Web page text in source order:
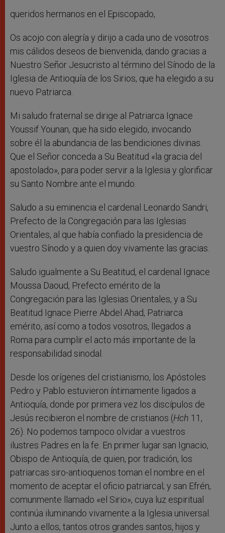
queridos hermanos en el Episcopado,
Os acojo con alegría y dirijo a cada uno de vosotros
mis cálidos deseos de bienvenida, dando gracias a
Nuestro Señor Jesucristo al término del Sínodo de la
Iglesia de Antioquía de los Sirios, que ha elegido a su
nuevo Patriarca.
Mi saludo fraternal se dirige al Patriarca Ignace
Youssif Younan, que ha sido elegido, invocando
sobre él la abundancia de las bendiciones divinas.
Que el Señor conceda a Su Beatitud «la gracia del
apostolado», para poder servir a la Iglesia y glorificar
su Santo Nombre ante el mundo.
Saludo a su eminencia el cardenal Leonardo Sandri,
Prefecto de la Congregación para las Iglesias
Orientales, al que había confiado la presidencia de
vuestro Sínodo y a quien doy vivamente las gracias.
Saludo igualmente a Su Beatitud, el cardenal Ignace
Moussa Daoud, Prefecto emérito de la
Congregación para las Iglesias Orientales, y a Su
Beatitud Ignace Pierre Abdel Ahad, Patriarca
emérito, así como a todos vosotros, llegados a
Roma para cumplir el acto más importante de la
responsabilidad sinodal.
Desde los orígenes del cristianismo, los Apóstoles
Pedro y Pablo estuvieron íntimamente ligados a
Antioquía, donde por primera vez los discípulos de
Jesús recibieron el nombre de cristianos (Hch 11,
26). No podemos tampoco olvidar a vuestros
ilustres Padres en la fe. En primer lugar san Ignacio,
Obispo de Antioquía, de quien, por tradición, los
patriarcas siro-antioquenos toman el nombre en el
momento de aceptar el oficio patriarcal; y san Efrén,
comunmente llamado «el Sirio», cuya luz espiritual
continúa iluminando vivamente a la Iglesia universal.
Junto a ellos, tantos otros grandes santos, hijos y